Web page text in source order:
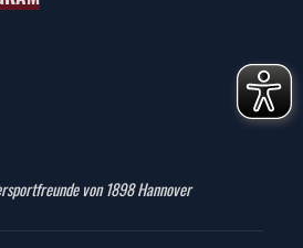
von 1898 Hannover